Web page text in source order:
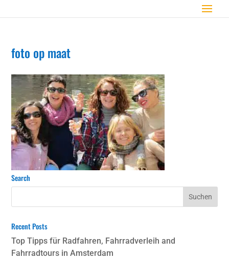
foto op maat
Search
Recent Posts
Top Tipps für Radfahren, Fahrradverleih and
Fahrradtours in Amsterdam